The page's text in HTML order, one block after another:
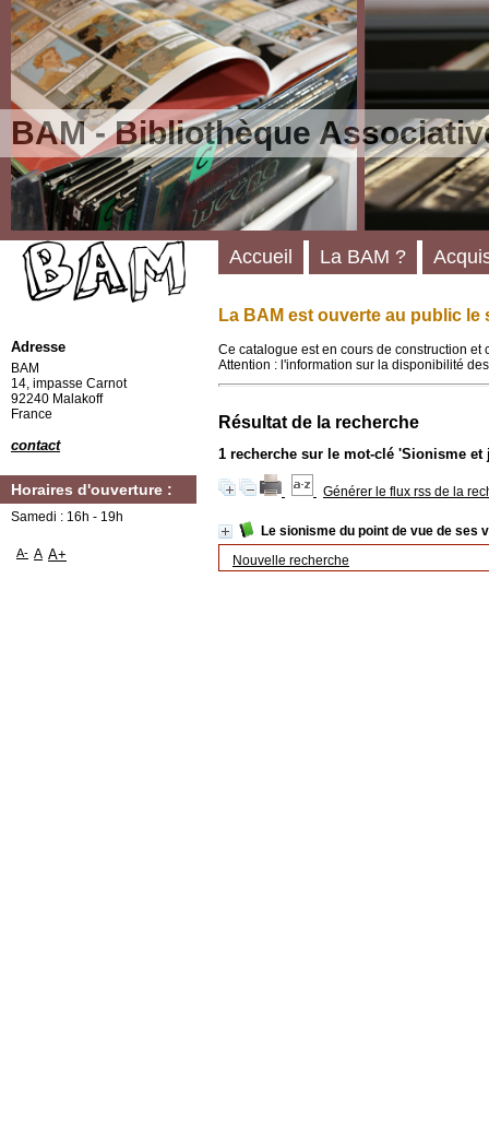
BAM - Bibliothèque
La BAM est ouverte au public le
Ce catalogue est en cours de construction
Attention : l'information sur la disponibilité
Résultat de la recherche
1 recherche sur le mot-clé 'Sionisme et
Générer le flux rss de la
Le sionisme du point de vue de ses
Nouvelle recherche
Accueil La BAM ?
Adresse
BAM
14, impasse Carnot
92240 Malakoff
France
contact
Horaires d'ouverture :
Samedi : 16h - 19h
A- A A+